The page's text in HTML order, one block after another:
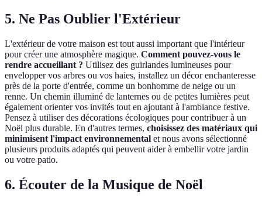
5. Ne Pas Oublier l'Extérieur
L'extérieur de votre maison est tout aussi important que l'intérieur
pour créer une atmosphère magique. Comment pouvez-vous le
rendre accueillant ? Utilisez des guirlandes lumineuses pour
envelopper vos arbres ou vos haies, installez un décor enchanteresse
près de la porte d'entrée, comme un bonhomme de neige ou un
renne. Un chemin illuminé de lanternes ou de petites lumières peut
également orienter vos invités tout en ajoutant à l'ambiance festive.
Pensez à utiliser des décorations écologiques pour contribuer à un
Noël plus durable. En d'autres termes, choisissez des matériaux qui
minimisent l'impact environnemental et nous avons sélectionné
plusieurs produits adaptés qui peuvent aider à embellir votre jardin
ou votre patio.
6. Écouter de la Musique de Noël